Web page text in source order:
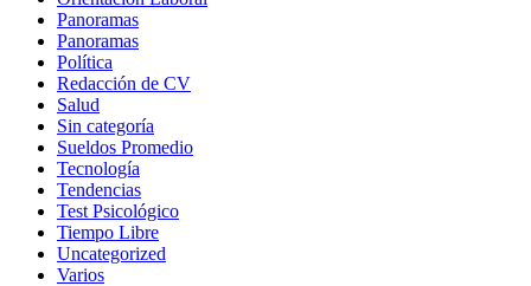
Panoramas
Panoramas
Política
Redacción de CV
Salud
Sin categoría
Sueldos Promedio
Tecnología
Tendencias
Test Psicológico
Tiempo Libre
Uncategorized
Varios